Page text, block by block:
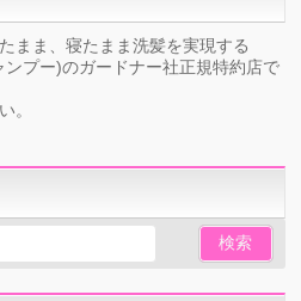
まま、寝たまま洗髪を実現する
プー)のガードナー社正規特約店で
。